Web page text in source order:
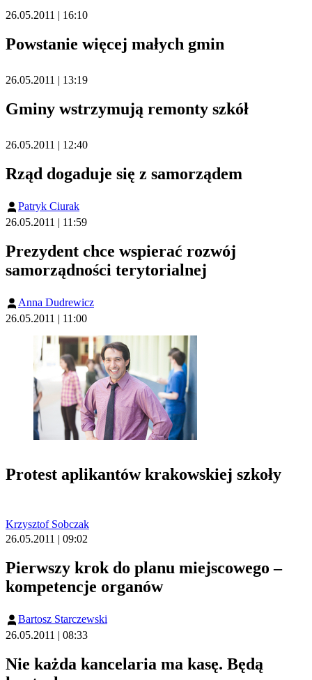
26.05.2011 | 16:10
Powstanie więcej małych gmin
26.05.2011 | 13:19
Gminy wstrzymują remonty szkół
26.05.2011 | 12:40
Rząd dogaduje się z samorządem
Patryk Ciurak
26.05.2011 | 11:59
Prezydent chce wspierać rozwój
samorządności terytorialnej
Anna Dudrewicz
26.05.2011 | 11:00
Protest aplikantów krakowskiej szkoły
Krzysztof Sobczak
26.05.2011 | 09:02
Pierwszy krok do planu miejscowego –
kompetencje organów
Bartosz Starczewski
26.05.2011 | 08:33
Nie każda kancelaria ma kasę. Będą